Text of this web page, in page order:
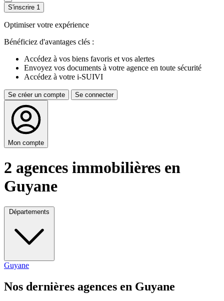
S'inscrire 1
Optimiser votre expérience
Bénéficiez d'avantages clés :
Accédez à vos biens favoris et vos alertes
Envoyez vos documents à votre agence en toute sécurité
Accédez à votre i-SUIVI
Se créer un compte Se connecter
Mon compte
2 agences immobilières en
Guyane
Départements
Guyane
Nos dernières agences en Guyane